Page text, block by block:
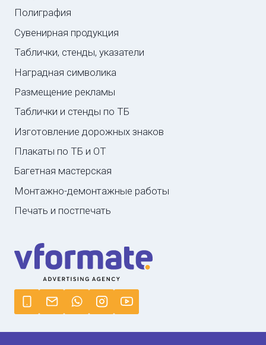
Полиграфия
Сувенирная продукция
Таблички, стенды, указатели
Наградная символика
Размещение рекламы
Таблички и стенды по ТБ
Изготовление дорожных знаков
Плакаты по ТБ и ОТ
Багетная мастерская
Монтажно-демонтажные работы
Печать и постпечать